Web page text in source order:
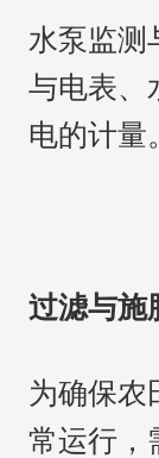
水泵监测
与电表、
电的计量
过滤与施
为确保农
常运行，